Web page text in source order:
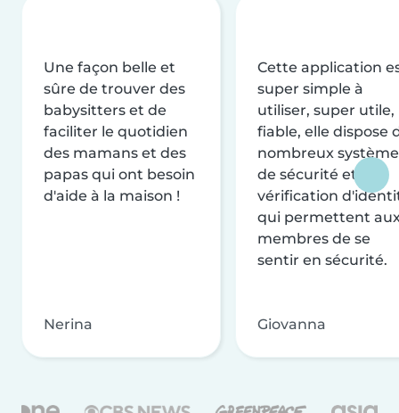
Une façon belle et
sûre de trouver des
babysitters et de
faciliter le quotidien
des mamans et des
papas qui ont besoin
d'aide à la maison !
Nerina
Cette application
super simple à
utiliser, super utile,
fiable, elle dispose
nombreux
de sécurité et de
vérification
qui permettent
membres de se
sentir en sécurité.
Giovanna